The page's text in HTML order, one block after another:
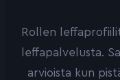
Rollen
leffapalvelusta.
arvioista kun